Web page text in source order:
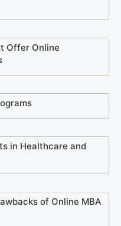
Offer Online
in Healthcare and
of Online MBA